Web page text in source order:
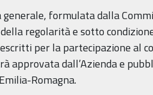
generale, formulata dalla
regolarità e sotto
per la partecipazione al
approvata dall’Azienda e
Romagna.